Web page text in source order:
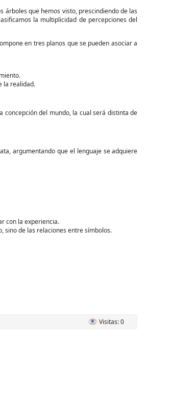
árboles que hemos visto, prescindiendo de las
la multiplicidad de percepciones del
en tres planos que se pueden asociar a
la realidad.
del mundo, la cual será distinta de
argumentando que el lenguaje se adquiere
con la experiencia.
sino de las relaciones entre símbolos.
Visitas: 0